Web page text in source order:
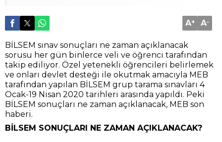
A+ A-
BİLSEM sınav sonuçları ne zaman açıklanacak
sorusu her gün binlerce veli ve öğrenci tarafından
takip ediliyor. Özel yetenekli öğrencileri belirlemek
ve onları devlet desteği ile okutmak amacıyla MEB
tarafından yapılan BİLSEM grup tarama sınavları 4
Ocak-19 Nisan 2020 tarihleri arasında yapıldı. Peki
BİLSEM sonuçları ne zaman açıklanacak, MEB son
haberi.
BİLSEM SONUÇLARI NE ZAMAN AÇIKLANACAK?